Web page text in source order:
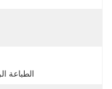
الطباعة